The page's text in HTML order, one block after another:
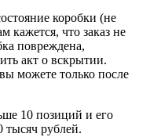
коробки (не
кажется, что заказ не
повреждена,
акт о вскрытии.
можете только после
10 позиций и его
тысяч рублей.